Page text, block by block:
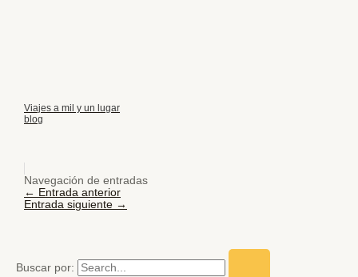
Viajes a mil y un lugar
blog
Navegación de entradas
← Entrada anterior
Entrada siguiente →
Buscar por: